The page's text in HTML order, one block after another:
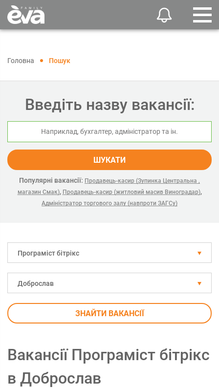
Головна Пошук
Введіть назву вакансії:
ШУКАТИ
Популярні вакансії: Продавець-касир (Зупинка Центральна ,
магазин Смак), Продавець-касир (житловий масив Виноградар),
Адміністратор торгового залу (навпроти ЗАГСу)
Програміст бітрікс
Доброслав
ЗНАЙТИ ВАКАНСІЇ
Вакансії Програміст бітрікс
в Доброслав